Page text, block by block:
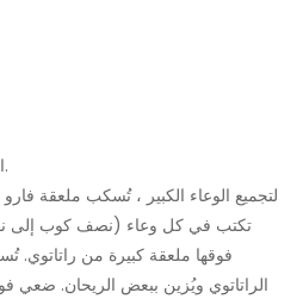
اخفقي مكونات صلصة الخل معًا.
لتجميع الوعاء الكبير ، تُسكب ملعقة
تكتب في كل وعاء (نصف كوب إلى
فوقها ملعقة كبيرة من
الراتاتوي ويُزين ببعض الريحان. ضعي